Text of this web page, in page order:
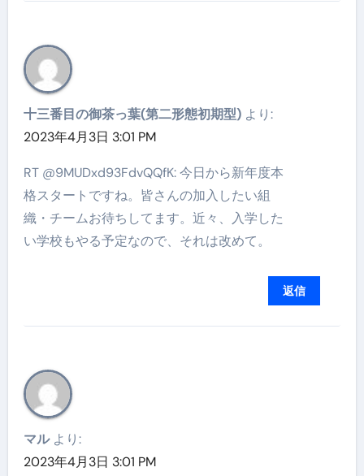
十三番目の御茶っ葉(第二形態初期型) より:
2023年4月3日 3:01 PM
RT @9MUDxd93FdvQQfK: 今日から新年度本
格スタートですね。皆さんの加入したい組
織・チームお待ちしてます。近々、入学した
い学校もやる予定なので、それは改めて。
返信
マル より:
2023年4月3日 3:01 PM